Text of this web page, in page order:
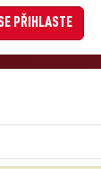
PŘIHLASTE